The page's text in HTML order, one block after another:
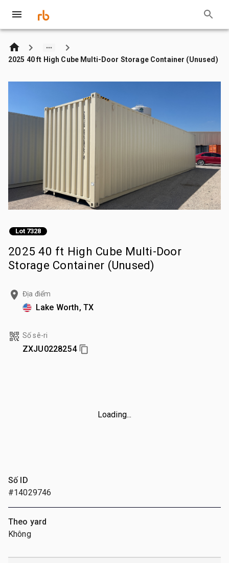
2025 40 ft High Cube Multi-Door Storage Container (Unused)
Lot 7328
2025 40 ft High Cube Multi-Door
Storage Container (Unused)
Địa điểm
Lake Worth, TX
Số sê-ri
ZXJU0228254
Loading...
Số ID
#14029746
Theo yard
Không